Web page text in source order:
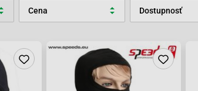
Cena Dostupnosť